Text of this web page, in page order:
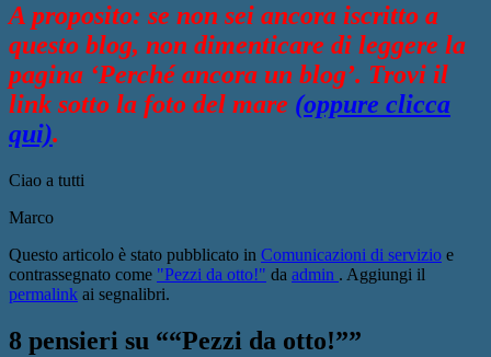
A proposito: se non sei ancora iscritto a
questo blog, non dimenticare di leggere la
pagina ‘Perché ancora un blog’. Trovi il
link sotto la foto del mare (oppure clicca
qui).
Ciao a tutti
Marco
Questo articolo è stato pubblicato in Comunicazioni di servizio e
contrassegnato come "Pezzi da otto!" da admin . Aggiungi il
permalink ai segnalibri.
8 pensieri su ““Pezzi da otto!””